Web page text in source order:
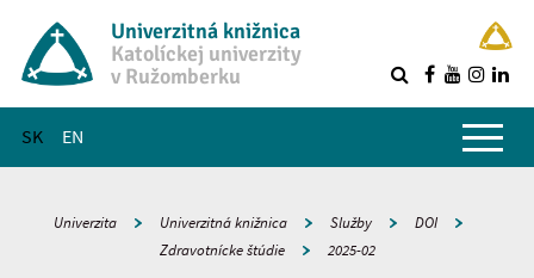
Univerzitná knižnica
Katolíckej univerzity
v Ružomberku
SK EN
Hlavné menu
Univerzita Univerzitná knižnica Služby
DOI
Zdravotnícke štúdie
2025-02